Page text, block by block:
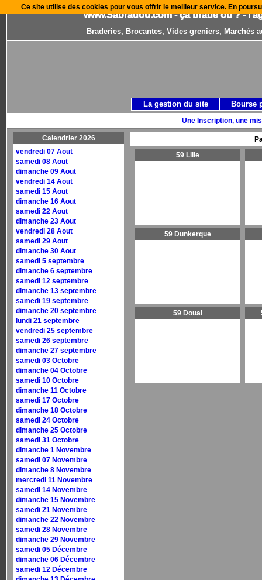
www.Sabradou.com - ça brade où ? -
Braderies, Brocantes, Vides greniers, Marchés
Une Inscription, une
Calendrier 2026
vendredi 07 Aout
samedi 08 Aout
dimanche 09 Aout
vendredi 14 Aout
samedi 15 Aout
dimanche 16 Aout
samedi 22 Aout
dimanche 23 Aout
vendredi 28 Aout
samedi 29 Aout
dimanche 30 Aout
samedi 5 septembre
dimanche 6 septembre
samedi 12 septembre
dimanche 13 septembre
samedi 19 septembre
dimanche 20 septembre
lundi 21 septembre
vendredi 25 septembre
samedi 26 septembre
dimanche 27 septembre
samedi 03 Octobre
dimanche 04 Octobre
samedi 10 Octobre
dimanche 11 Octobre
samedi 17 Octobre
dimanche 18 Octobre
samedi 24 Octobre
dimanche 25 Octobre
samedi 31 Octobre
dimanche 1 Novembre
samedi 07 Novembre
dimanche 8 Novembre
mercredi 11 Novembre
samedi 14 Novembre
dimanche 15 Novembre
samedi 21 Novembre
dimanche 22 Novembre
samedi 28 Novembre
dimanche 29 Novembre
samedi 05 Décembre
dimanche 06 Décembre
samedi 12 Décembre
59 Lille
59 Dunkerque
59 Douai
La gestion du site Bourse
Ce site utilise des cookies pour vous offrir le meilleur service. En